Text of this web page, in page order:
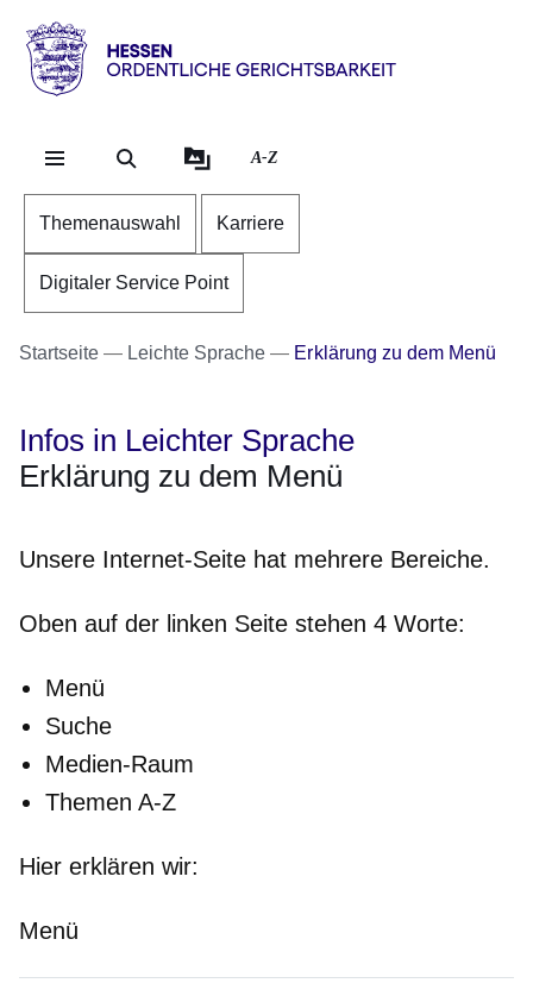
Direkt zum Kopf der
Direkt zum Inhalt
Direkt zum Fuß der
Hessen
Ordentliche
Gerichtsbarkeit
A-Z
Themenauswahl Karriere
Digitaler Service Point
Startseite Leichte Sprache Erklärung zu dem Menü
Infos in Leichter Sprache
Erklärung zu dem Menü
Unsere Internet-Seite hat mehrere Bereiche.
Oben auf der linken Seite stehen 4 Worte:
Menü
Suche
Medien-Raum
Themen A-Z
Hier erklären wir:
Menü